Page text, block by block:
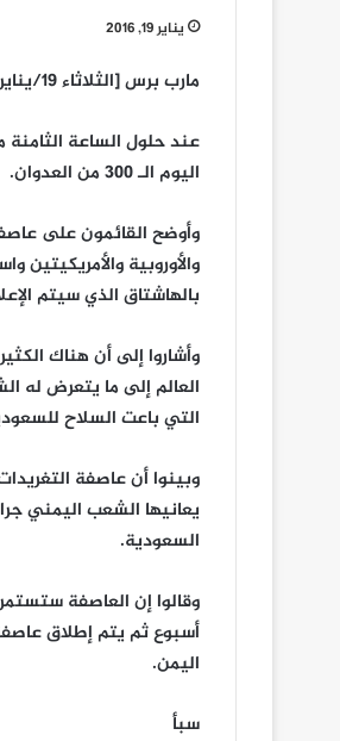
يناير 19, 2016
مارب برس [الثلاثاء 19/يناير – كانون الثاني/2016م]- اليمن – سبأ
عند حلول الساعة
اليوم الـ 300 من العدوان.
وأوضح القائمون على
والأوروبية
بالهاشتاق الذي سيتم
وأشاروا إلى أن هناك
العالم إلى ما يتعرض له
التي باعت السلاح
وبينوا أن عاصفة
يعانيها الشعب اليمني
السعودية.
وقالوا إن العاصفة
أسبوع ثم يتم إطلاق
اليمن.
سبأ